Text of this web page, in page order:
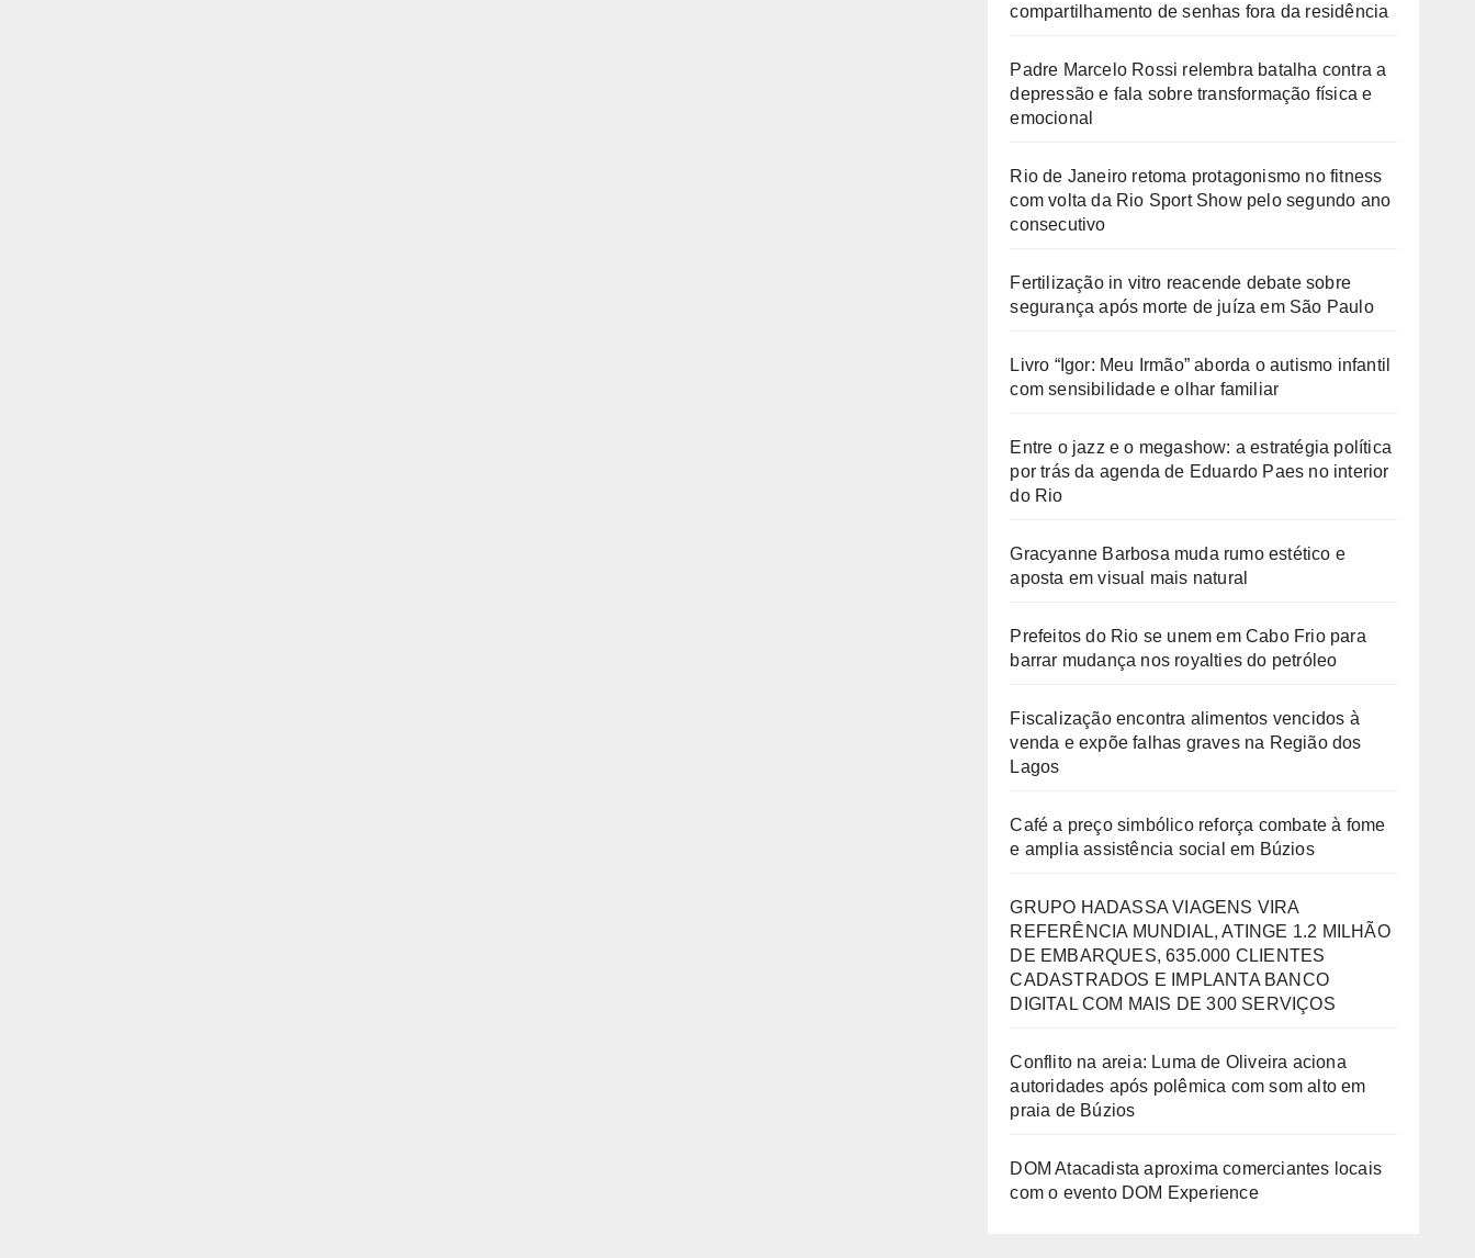
compartilhamento de senhas fora da residência
Padre Marcelo Rossi relembra batalha contra a
depressão e fala sobre transformação física e
emocional
Rio de Janeiro retoma protagonismo no fitness
com volta da Rio Sport Show pelo segundo ano
consecutivo
Fertilização in vitro reacende debate sobre
segurança após morte de juíza em São Paulo
Livro “Igor: Meu Irmão” aborda o autismo infantil
com sensibilidade e olhar familiar
Entre o jazz e o megashow: a estratégia política
por trás da agenda de Eduardo Paes no interior
do Rio
Gracyanne Barbosa muda rumo estético e
aposta em visual mais natural
Prefeitos do Rio se unem em Cabo Frio para
barrar mudança nos royalties do petróleo
Fiscalização encontra alimentos vencidos à
venda e expõe falhas graves na Região dos
Lagos
Café a preço simbólico reforça combate à fome
e amplia assistência social em Búzios
GRUPO HADASSA VIAGENS VIRA
REFERÊNCIA MUNDIAL, ATINGE 1.2 MILHÃO
DE EMBARQUES, 635.000 CLIENTES
CADASTRADOS E IMPLANTA BANCO
DIGITAL COM MAIS DE 300 SERVIÇOS
Conflito na areia: Luma de Oliveira aciona
autoridades após polêmica com som alto em
praia de Búzios
DOM Atacadista aproxima comerciantes locais
com o evento DOM Experience